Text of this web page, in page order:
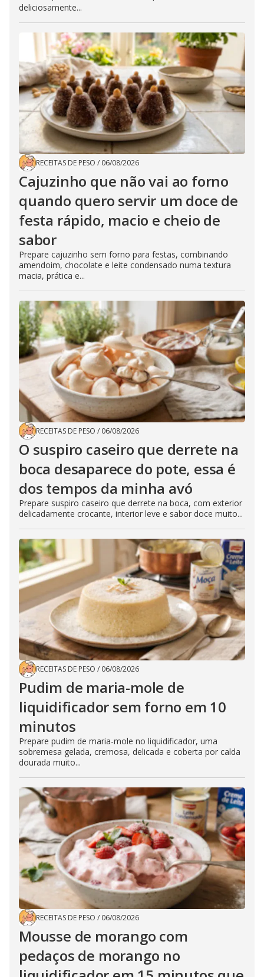
deliciosamente...
RECEITAS DE PESO / 06/08/2026
Cajuzinho que não vai ao forno
quando quero servir um doce de
festa rápido, macio e cheio de
sabor
Prepare cajuzinho sem forno para festas, combinando
amendoim, chocolate e leite condensado numa textura
macia, prática e...
RECEITAS DE PESO / 06/08/2026
O suspiro caseiro que derrete na
boca desaparece do pote, essa é
dos tempos da minha avó
Prepare suspiro caseiro que derrete na boca, com exterior
delicadamente crocante, interior leve e sabor doce muito...
RECEITAS DE PESO / 06/08/2026
Pudim de maria-mole de
liquidificador sem forno em 10
minutos
Prepare pudim de maria-mole no liquidificador, uma
sobremesa gelada, cremosa, delicada e coberta por calda
dourada muito...
RECEITAS DE PESO / 06/08/2026
Mousse de morango com
pedaços de morango no